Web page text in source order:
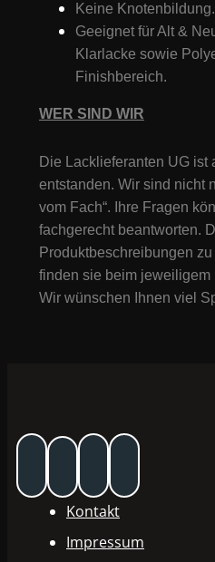
Keine Knotenbildung.
Geeignet für Alt &
Klarlacke sowie
Finishbereich.
WER SIND WIR
Die Lacklieferanten UG ist
entstanden. Wir sind nicht
vom Fach“. Ihre Fragen
fachgerecht beantworten.
Produktbeschreibungen
finden sie beim jeweiligem
Wir wünschen Ihnen viel
Kontakt
Impressum